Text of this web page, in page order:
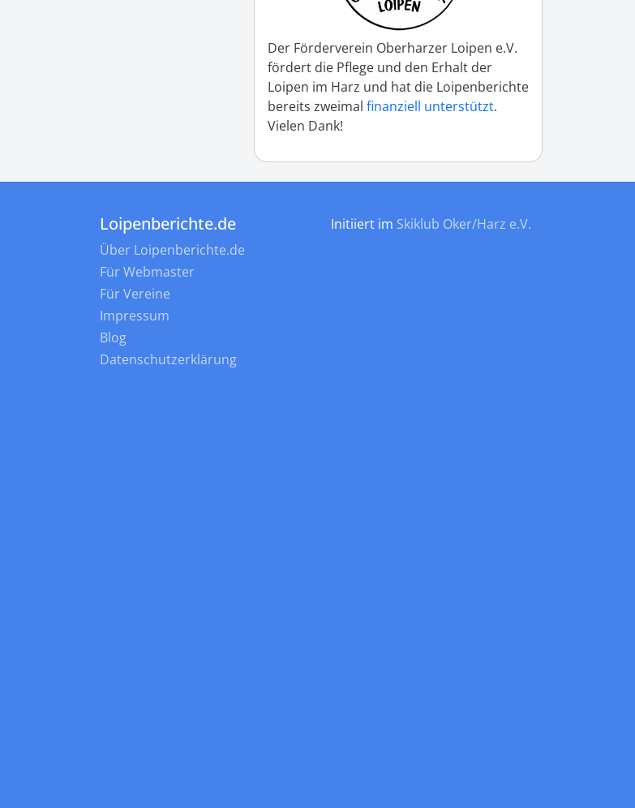
Der Förderverein Oberharzer Loipen e.V.
fördert die Pflege und den Erhalt der
Loipen im Harz und hat die Loipenberichte
bereits zweimal finanziell unterstützt.
Vielen Dank!
Loipenberichte.de
Über Loipenberichte.de
Für Webmaster
Für Vereine
Impressum
Blog
Datenschutzerklärung
Initiiert im Skiklub Oker/Harz e.V.